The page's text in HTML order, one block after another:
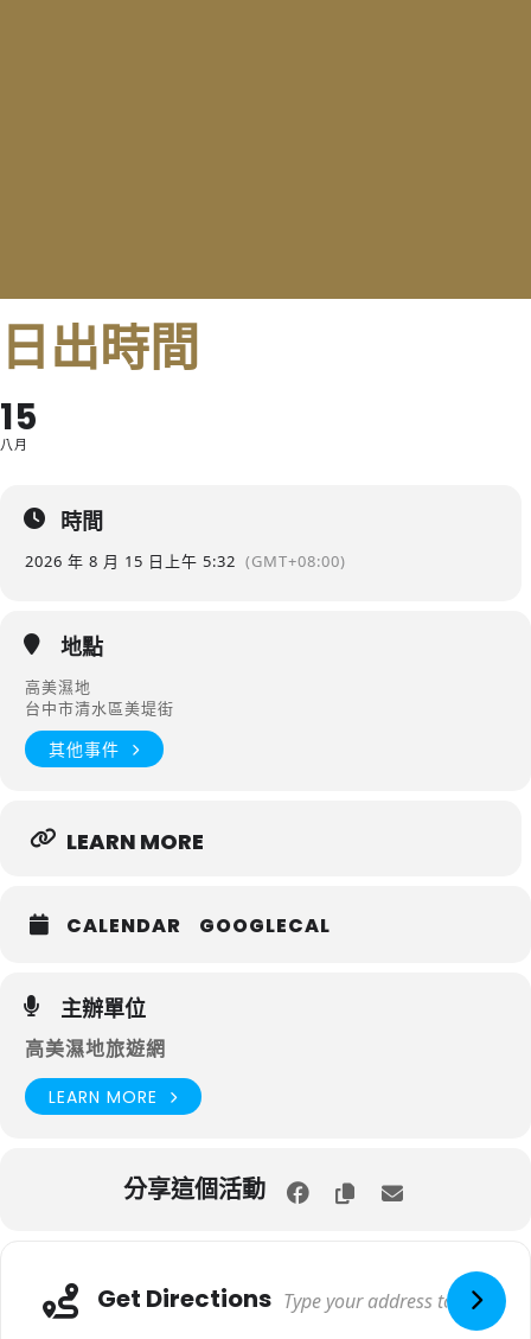
日出時間
15
八月
時間
2026 年 8 月 15 日 上午 5:32 (GMT+08:00)
地點
高美濕地
台中市清水區美堤街
其他事件
LEARN MORE
CALENDAR GOOGLECAL
主辦單位
高美濕地旅遊網
LEARN MORE
分享這個活動
Get Directions